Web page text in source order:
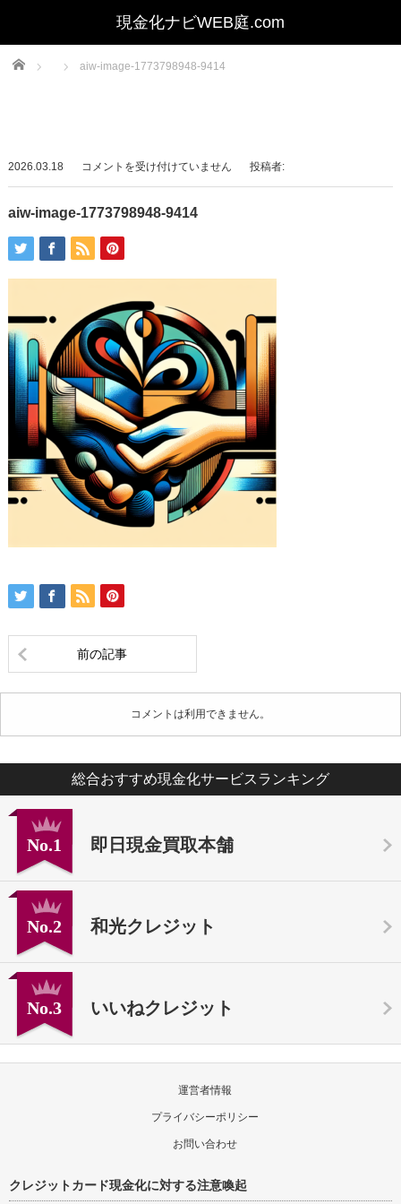
Home aiw-image-1773798948-9414
2026.03.18
aiw-
image-
1773798948-
は
コメントを受け付けていません 投稿者:
aiw-image-1773798948-9414
前の記事
コメントは利用できません。
総合おすすめ現金化サービスランキング
No.1 即日現金買取本舗
No.2 和光クレジット
No.3 いいねクレジット
運営者情報
プライバシーポリシー
お問い合わせ
クレジットカード現金化に対する注意喚起